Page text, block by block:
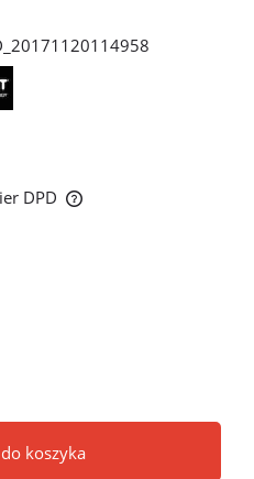
DPD
kosztów płatności
do koszyka